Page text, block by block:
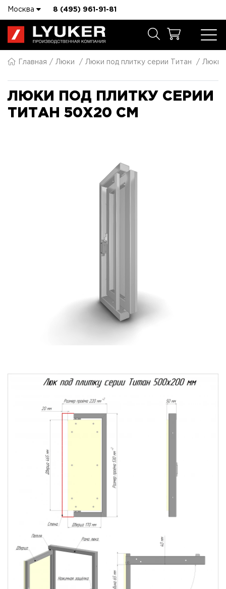
Москва 8 (495) 961-91-81
Главная Люки Люки под плитку серии Титан Люки
ЛЮКИ ПОД ПЛИТКУ СЕРИИ
ТИТАН 50X20 СМ